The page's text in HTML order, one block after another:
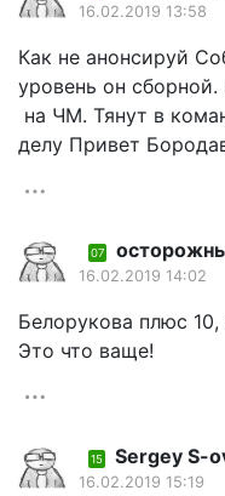
16.02.2019 13:58
Как не анонсируй
уровень он
на ЧМ. Тянут в
делу Привет
07
16.02.2019 14:02
Белорукова плюс
Это что ваще!
15 Sergey S-
16.02.2019 15:19